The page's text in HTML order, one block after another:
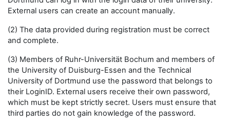
External users can create an account manually.
(2) The data provided during registration must be correct
and complete.
(3) Members of Ruhr-Universität Bochum and members of
the University of Duisburg-Essen and the Technical
University of Dortmund use the password that belongs to
their LoginID. External users receive their own password,
which must be kept strictly secret. Users must ensure that
third parties do not gain knowledge of the password.